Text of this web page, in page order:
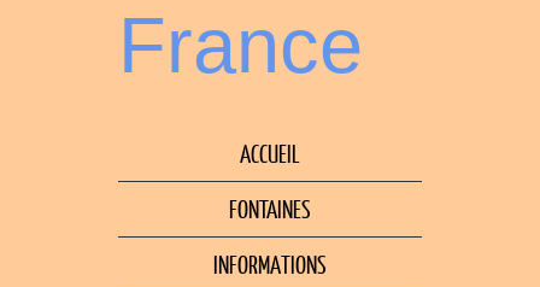
France
ACCUEIL
FONTAINES
INFORMATIONS